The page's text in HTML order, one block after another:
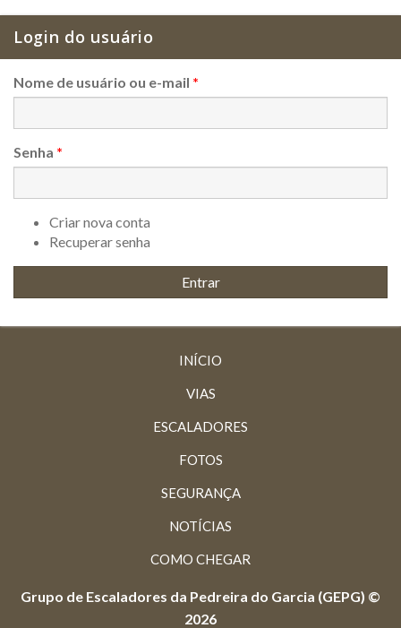
Login do usuário
Nome de usuário ou e-mail *
Senha *
Criar nova conta
Recuperar senha
INÍCIO
VIAS
ESCALADORES
FOTOS
SEGURANÇA
NOTÍCIAS
COMO CHEGAR
Grupo de Escaladores da Pedreira do Garcia (GEPG) ©
2026